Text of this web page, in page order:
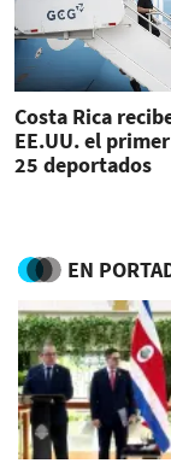
Costa Rica
EE.UU. el
25 deportados
EN